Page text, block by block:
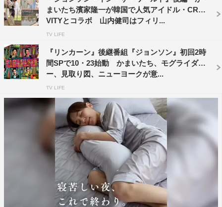
ンバーたちは賞金を獲得できるのか。そして最もバズる動
画を撮影したのは誰なのか。
ニューヨーク・屋敷裕政は中国の“バズりの聖地”へ。体を
張って絶叫系動画の撮影に挑む。ニューヨーク・嶋佐和也
はタイのメイク術で美女に変身。さらに、まさかの動物と
のコラボも。
モグライダー・ともしげはアフリカのウガンダへ。世界で
バズり中の子供たちとダンスコラボ動画を撮影。モグライ
ダー・芝大輔はインドで衝撃のびっくり人間との撮影でト
ラブルが続出する。
見取り図・盛山晋太郎は中国でTikTok再生回数2.8億回超
えの世界的インフルエンサーとコラボ。揺れれば揺れるほ
ど再生回数が伸びる“ゆらゆら橋”とは。見取り図・リリー
まいたち濱家隆一が韓国で人気アイドル・CRA
VITYとコラボ 山内健司はフィリ...
TV LIFE
『リンカーン』後継番組『ジョンソン』初回2時
間SPで10・23始動 かまいたち、モグライダ
ー、見取り図、ニューヨークが意...
TV LIFE